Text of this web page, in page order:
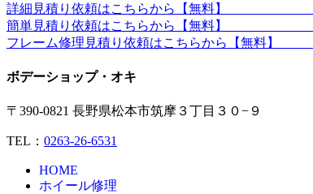
詳細見積り依頼はこちらから【無料】
簡単見積り依頼はこちらから【無料】
フレーム修理見積り依頼はこちらから【無料】
ボデーショップ・オキ
〒390-0821 長野県松本市筑摩３丁目３０−９
TEL： 0263-26-6531
HOME
ホイール修理